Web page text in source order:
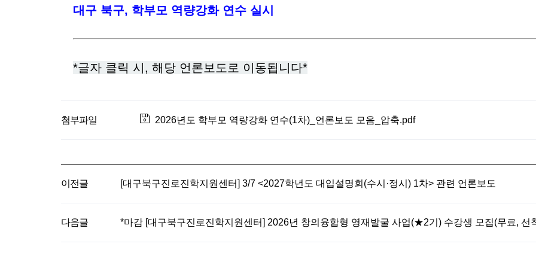
대구 북구, 학부모 역량강화 연수 실시
*글자 클릭 시, 해당 언론보도로 이동됩니다*
첨부파일 2026년도 학부모 역량강화 연수(1차)_언론보도 모음_압축.pdf
이전글 [대구북구진로진학지원센터] 3/7 <2027학년도 대입설명회(수시·정시) 1차> 관련 언론보도
다음글 *마감 [대구북구진로진학지원센터] 2026년 창의융합형 영재발굴 사업(★2기) 수강생 모집(무료, 선